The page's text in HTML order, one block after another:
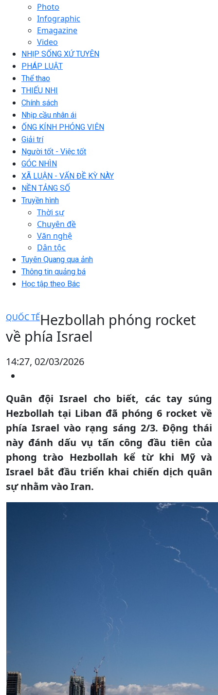
Photo
Infographic
Emagazine
Video
NHỊP SỐNG XỨ TUYÊN
PHÁP LUẬT
Thể thao
THIẾU NHI
Chính sách
Nhịp cầu nhân ái
ỐNG KÍNH PHÓNG VIÊN
Giải trí
Người tốt - Việc tốt
GÓC NHÌN
XÃ LUẬN - VẤN ĐỀ KỲ NÀY
NỀN TẢNG SỐ
Truyền hình
Thời sự
Chuyên đề
Văn nghệ
Dân tộc
Tuyên Quang qua ảnh
Thông tin quảng bá
Học tập theo Bác
QUỐC TẾHezbollah phóng rocket
về phía Israel
14:27, 02/03/2026
Quân đội Israel cho biết, các tay súng
Hezbollah tại Liban đã phóng 6 rocket về
phía Israel vào rạng sáng 2/3. Động thái
này đánh dấu vụ tấn công đầu tiên của
phong trào Hezbollah kể từ khi Mỹ và
Israel bắt đầu triển khai chiến dịch quân
sự nhằm vào Iran.